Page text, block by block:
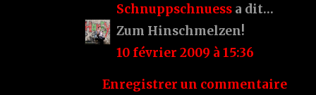
Schnuppschnuess a dit…
Zum Hinschmelzen!
10 février 2009 à 15:36
Enregistrer un commentaire